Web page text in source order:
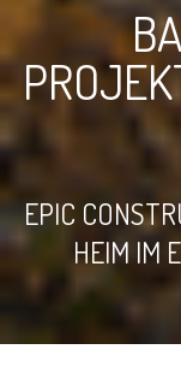
EPIC
HEIM IM